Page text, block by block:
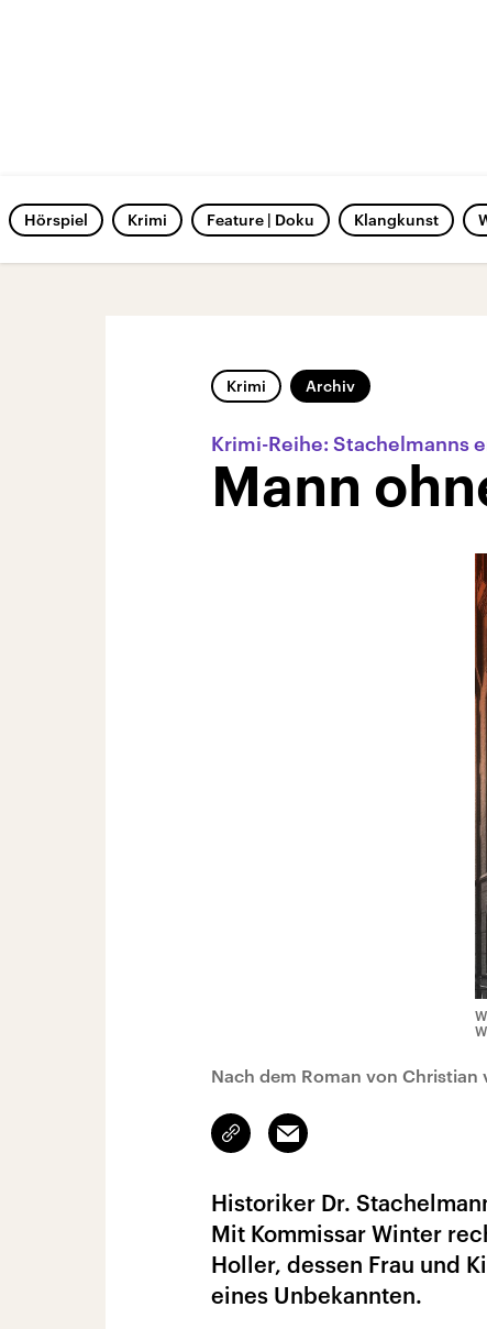
Hörspiel Krimi Feature | Doku Klangkunst
Krimi Archiv
Krimi-Reihe: Stachelmanns
Mann
Nach dem Roman von Christian
Link
kopieren/teilen
Email
Historiker Dr.
Mit Kommissar Winter
Holler, dessen Frau und
eines Unbekannten.